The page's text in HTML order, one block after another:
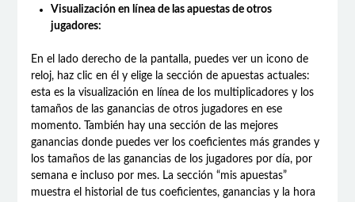
Visualización en línea de las apuestas de otros
jugadores:
En el lado derecho de la pantalla, puedes ver un icono de
reloj, haz clic en él y elige la sección de apuestas actuales:
esta es la visualización en línea de los multiplicadores y los
tamaños de las ganancias de otros jugadores en ese
momento. También hay una sección de las mejores
ganancias donde puedes ver los coeficientes más grandes y
los tamaños de las ganancias de los jugadores por día, por
semana e incluso por mes. La sección “mis apuestas”
muestra el historial de tus coeficientes, ganancias y la hora